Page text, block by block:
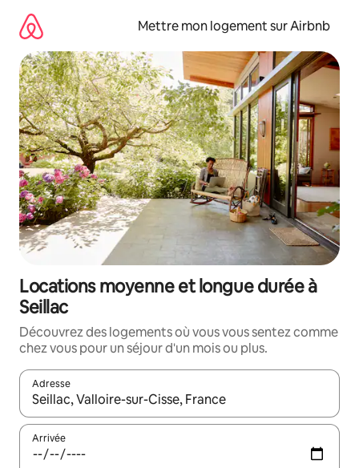
directement
contenu
Mettre mon logement sur Airbnb
Locations moyenne et longue durée à
Seillac
Découvrez des logements où vous vous sentez comme
chez vous pour un séjour d'un mois ou plus.
Adresse
Lorsque les résultats s'affichent, utilisez les flèches vers le
Arrivée